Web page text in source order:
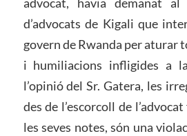
d’advocats de Kigali que
govern de Rwanda per aturar
i humiliacions infligides a
l’opinió del Sr. Gatera, les
des de l’escorcoll de
les seves notes, són una